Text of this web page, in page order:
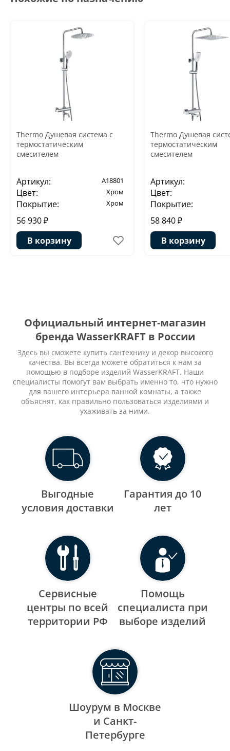
Thermo Душевая система с
термостатическим
смесителем
Артикул: A18801
Цвет: Хром
Покрытие: Хром
56 930 ₽
В корзину
Thermo Душевая
термостатическим
смесителем
Артикул:
Цвет:
Покрытие:
58 840 ₽
В корзину
Официальный интернет-магазин
бренда WasserKRAFT в России
Здесь вы сможете купить сантехнику и декор высокого
качества. Вы всегда можете обратиться к нам за
помощью в подборе изделий WasserKRAFT. Наши
специалисты помогут вам выбрать именно то, что нужно
для вашего интерьера ванной комнаты, а также
объяснят, как правильно пользоваться изделиями и
ухаживать за ними.
Выгодные
уcловия доставки
Гарантия до 10
лет
Сервисные
центры по всей
территории РФ
Помощь
специалиста при
выборе изделий
Шоурум в Москве
и Санкт-
Петербурге